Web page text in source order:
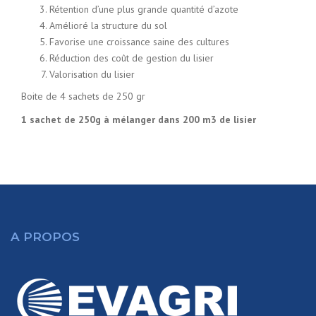
Rétention d’une plus grande quantité d’azote
Amélioré la structure du sol
Favorise une croissance saine des cultures
Réduction des coût de gestion du lisier
Valorisation du lisier
Boite de 4 sachets de 250 gr
1 sachet de 250g à mélanger dans 200 m3 de lisier
A PROPOS